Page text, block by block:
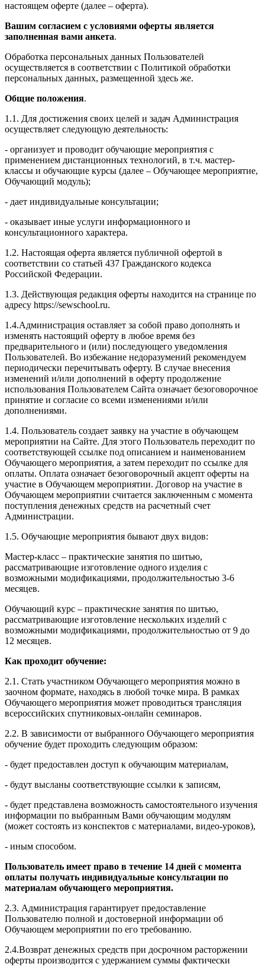
настоящем оферте (далее – оферта).
Вашим согласием с условиями оферты является
заполненная вами анкета.
Обработка персональных данных Пользователей
осуществляется в соответствии с Политикой обработки
персональных данных, размещенной здесь же.
Общие положения.
1.1. Для достижения своих целей и задач Администрация
осуществляет следующую деятельность:
- организует и проводит обучающие мероприятия с
применением дистанционных технологий, в т.ч. мастер-
классы и обучающие курсы (далее – Обучающее мероприятие,
Обучающий модуль);
- дает индивидуальные консультации;
- оказывает иные услуги информационного и
консультационного характера.
1.2. Настоящая оферта является публичной офертой в
соответствии со статьей 437 Гражданского кодекса
Российской Федерации.
1.3. Действующая редакция оферты находится на странице по
адресу https://sewschool.ru.
1.4.Администрация оставляет за собой право дополнять и
изменять настоящий оферту в любое время без
предварительного и (или) последующего уведомления
Пользователей. Во избежание недоразумений рекомендуем
периодически перечитывать оферту. В случае внесения
изменений и/или дополнений в оферту продолжение
использования Пользователем Сайта означает безоговорочное
принятие и согласие со всеми изменениями и/или
дополнениями.
1.4. Пользователь создает заявку на участие в обучающем
мероприятии на Сайте. Для этого Пользователь переходит по
соответствующей ссылке под описанием и наименованием
Обучающего мероприятия, а затем переходит по ссылке для
оплаты. Оплата означает безоговорочный акцепт оферты на
участие в Обучающем мероприятии. Договор на участие в
Обучающем мероприятии считается заключенным с момента
поступления денежных средств на расчетный счет
Администрации.
1.5. Обучающие мероприятия бывают двух видов:
Мастер-класс – практические занятия по шитью,
рассматривающие изготовление одного изделия с
возможными модификациями, продолжительностью 3-6
месяцев.
Обучающий курс – практические занятия по шитью,
рассматривающие изготовление нескольких изделий с
возможными модификациями, продолжительностью от 9 до
12 месяцев.
Как проходит обучение:
2.1. Стать участником Обучающего мероприятия можно в
заочном формате, находясь в любой точке мира. В рамках
Обучающего мероприятия может проводиться трансляция
всероссийских спутниковых-онлайн семинаров.
2.2. В зависимости от выбранного Обучающего мероприятия
обучение будет проходить следующим образом:
- будет предоставлен доступ к обучающим материалам,
- будут высланы соответствующие ссылки к записям,
- будет представлена возможность самостоятельного изучения
информации по выбранным Вами обучающим модулям
(может состоять из конспектов с материалами, видео-уроков),
- иным способом.
Пользователь имеет право в течение 14 дней с момента
оплаты получать индивидуальные консультации по
материалам обучающего мероприятия.
2.3. Администрация гарантирует предоставление
Пользователю полной и достоверной информации об
Обучающем мероприятии по его требованию.
2.4.Возврат денежных средств при досрочном расторжении
оферты производится с удержанием суммы фактически